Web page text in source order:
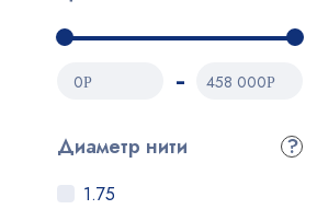
0Р 458 000Р
Диаметр нити ?
1.75